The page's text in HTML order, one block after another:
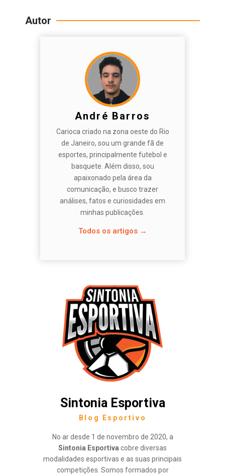
Autor
André Barros
Carioca criado na zona oeste do Rio
de Janeiro, sou um grande fã de
esportes, principalmente futebol e
basquete. Além disso, sou
apaixonado pela área da
comunicação, e busco trazer
análises, fatos e curiosidades em
minhas publicações.
Todos os artigos →
Sintonia Esportiva
Blog Esportivo
No ar desde 1 de novembro de 2020, a
Sintonia Esportiva cobre diversas
modalidades esportivas e as suas principais
competições. Somos formados por